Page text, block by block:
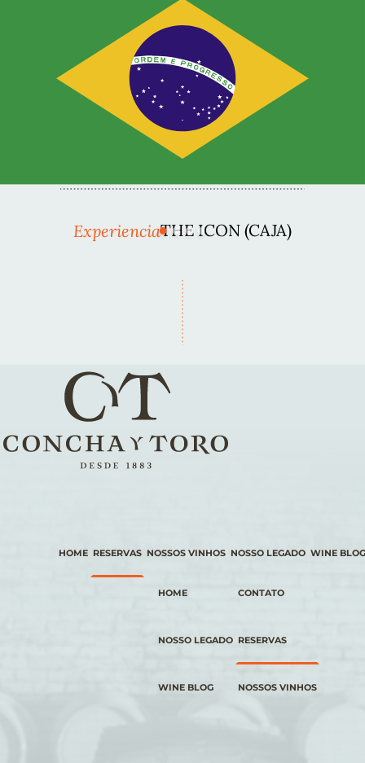
ExperienciaTHE ICON (CAJA)
HOME RESERVAS NOSSOS VINHOS NOSSO LEGADO WINE BLOG
HOME
NOSSO LEGADO
WINE BLOG
CONTATO
RESERVAS
NOSSOS VINHOS